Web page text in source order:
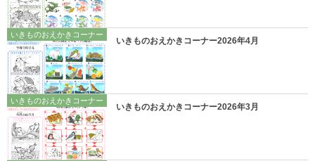
いきものおえかきコーナー
いきものおえかきコーナー2026年4月
いきものおえかきコーナー
いきものおえかきコーナー2026年3月